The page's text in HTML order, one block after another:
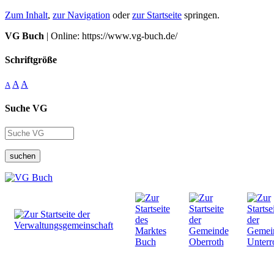
Zum Inhalt, zur Navigation oderzur Startseite springen.
VG Buch | Online: https://www.vg-buch.de/
Schriftgröße
A A A
Suche VG
suchen